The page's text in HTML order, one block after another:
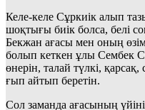
Келе-келе Сұркиік алып
шоқтығы биік болса, белі
Бекжан ағасы мен оның
болып кеткен ұлы Сембек
өнерін, талай түлкі,
ғып айтып беретін.
Сол заманда ағасының